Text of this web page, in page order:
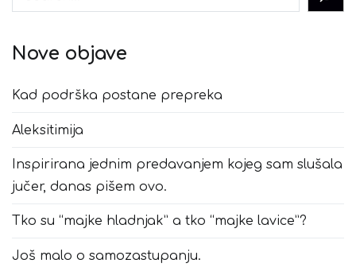
Nove objave
Kad podrška postane prepreka
Aleksitimija
Inspirirana jednim predavanjem kojeg sam slušala
jučer, danas pišem ovo.
Tko su “majke hladnjak” a tko “majke lavice”?
Još malo o samozastupanju.